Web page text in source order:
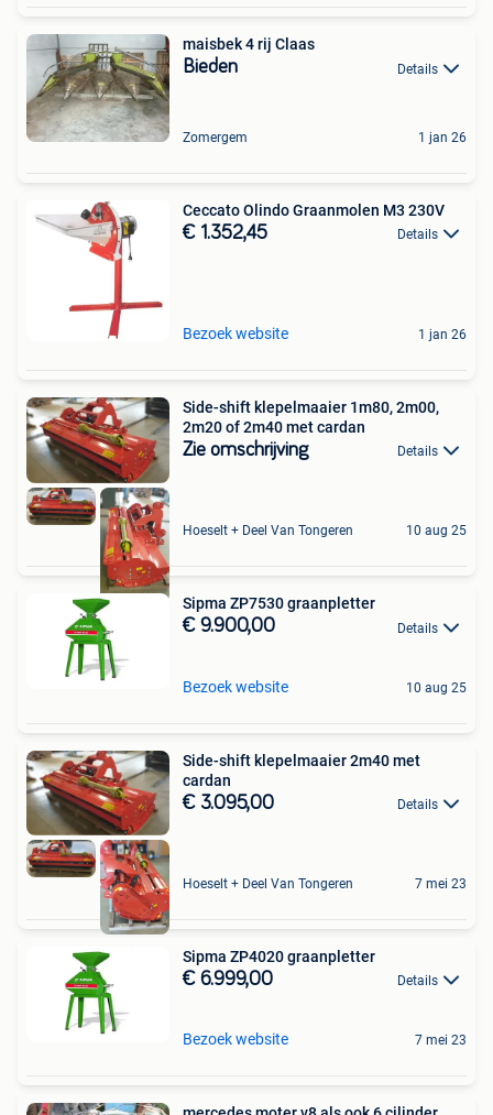
maisbek 4 rij Claas
Bieden Details
Zomergem 1 jan 26
Ceccato Olindo Graanmolen M3 230V
€ 1.352,45 Details
Bezoek website 1 jan 26
Side-shift klepelmaaier 1m80, 2m00,
2m20 of 2m40 met cardan
Zie omschrijving Details
Hoeselt + Deel Van Tongeren 10 aug 25
Sipma ZP7530 graanpletter
€ 9.900,00 Details
Bezoek website 10 aug 25
Side-shift klepelmaaier 2m40 met
cardan
€ 3.095,00 Details
Hoeselt + Deel Van Tongeren 7 mei 23
Sipma ZP4020 graanpletter
€ 6.999,00 Details
Bezoek website 7 mei 23